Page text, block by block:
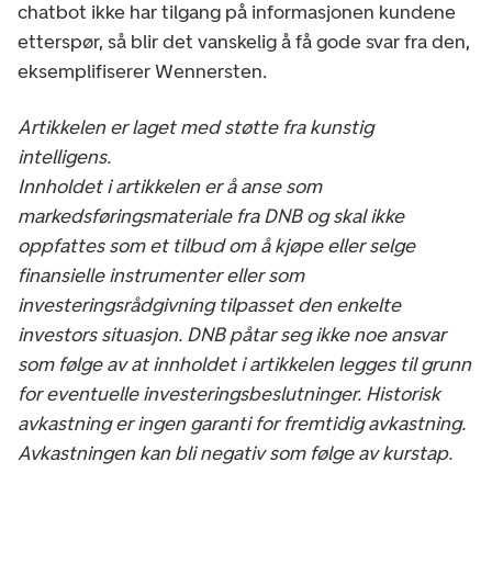
chatbot ikke har tilgang på informasjonen kundene
etterspør, så blir det vanskelig å få gode svar fra den,
eksemplifiserer Wennersten.
Artikkelen er laget med støtte fra kunstig
intelligens.
Innholdet i artikkelen er å anse som
markedsføringsmateriale fra DNB og skal ikke
oppfattes som et tilbud om å kjøpe eller selge
finansielle instrumenter eller som
investeringsrådgivning tilpasset den enkelte
investors situasjon. DNB påtar seg ikke noe ansvar
som følge av at innholdet i artikkelen legges til grunn
for eventuelle investeringsbeslutninger. Historisk
avkastning er ingen garanti for fremtidig avkastning.
Avkastningen kan bli negativ som følge av kurstap.